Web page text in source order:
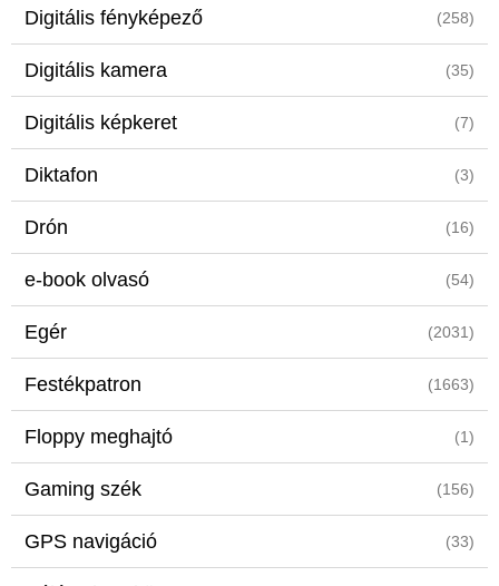
Digitális fényképező (258)
Digitális kamera (35)
Digitális képkeret (7)
Diktafon (3)
Drón (16)
e-book olvasó (54)
Egér (2031)
Festékpatron (1663)
Floppy meghajtó (1)
Gaming szék (156)
GPS navigáció (33)